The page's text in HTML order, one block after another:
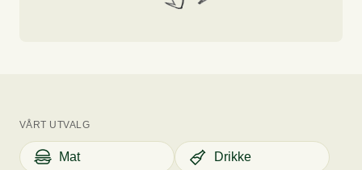
VÅRT UTVALG
Mat Drikke